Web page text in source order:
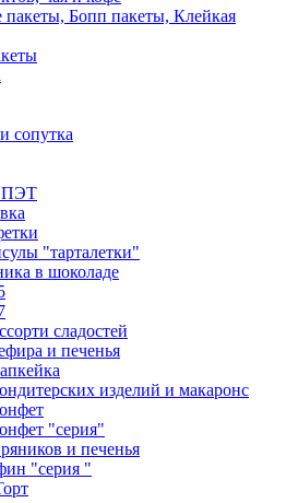
пакеты, Бопп пакеты, Клейкая
сопутка
ПЭТ
"тарталетки"
в шоколаде
сладостей
и печенья
изделий и макаронс
"серия"
и печенья
"серия "